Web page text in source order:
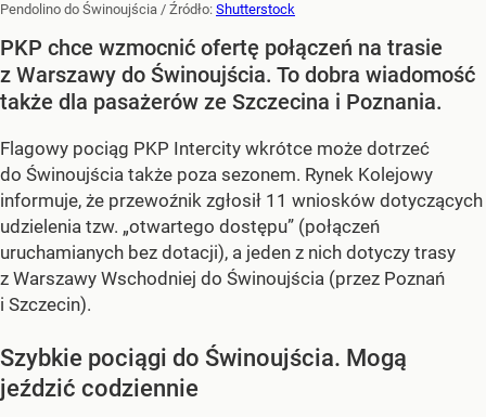
Pendolino do Świnoujścia / Źródło: Shutterstock
PKP chce wzmocnić ofertę połączeń na trasie
z Warszawy do Świnoujścia. To dobra wiadomość
także dla pasażerów ze Szczecina i Poznania.
Flagowy pociąg PKP Intercity wkrótce może dotrzeć
do Świnoujścia także poza sezonem. Rynek Kolejowy
informuje, że przewoźnik zgłosił 11 wniosków dotyczących
udzielenia tzw. „otwartego dostępu” (połączeń
uruchamianych bez dotacji), a jeden z nich dotyczy trasy
z Warszawy Wschodniej do Świnoujścia (przez Poznań
i Szczecin).
Szybkie pociągi do Świnoujścia. Mogą
jeździć codziennie